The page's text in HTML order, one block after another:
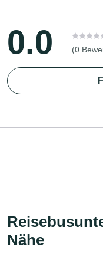
0.0 (0
Nähe